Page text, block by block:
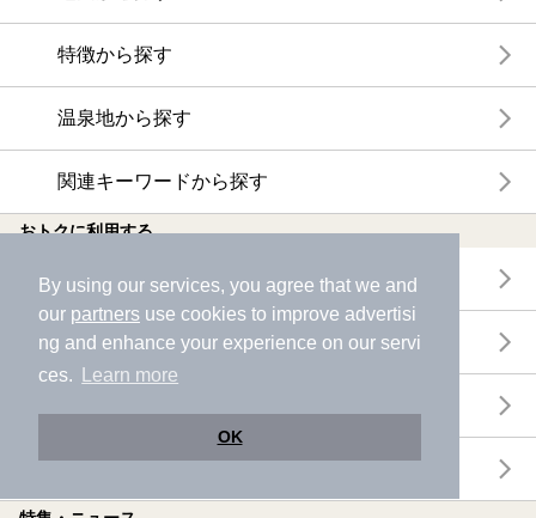
By using our services, you agree that we and
our partners use cookies to improve advertisi
ng and enhance your experience on our servi
ces.
Learn more
OK
特徴から探す
温泉地から探す
関連キーワードから探す
おトクに利用する
電子チケットが利用できる施設一覧
クーポンが利用できる施設一覧